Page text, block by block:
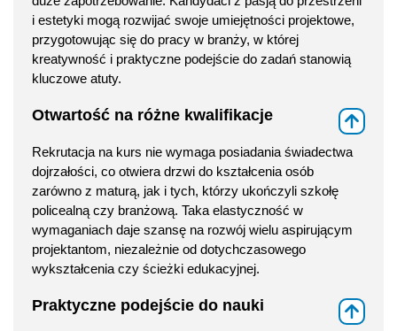
i estetyki mogą rozwijać swoje umiejętności projektowe,
przygotowując się do pracy w branży, w której
kreatywność i praktyczne podejście do zadań stanowią
kluczowe atuty.
Otwartość na różne kwalifikacje
Rekrutacja na kurs nie wymaga posiadania świadectwa
dojrzałości, co otwiera drzwi do kształcenia osób
zarówno z maturą, jak i tych, którzy ukończyli szkołę
policealną czy branżową. Taka elastyczność w
wymaganiach daje szansę na rozwój wielu aspirującym
projektantom, niezależnie od dotychczasowego
wykształcenia czy ścieżki edukacyjnej.
Praktyczne podejście do nauki